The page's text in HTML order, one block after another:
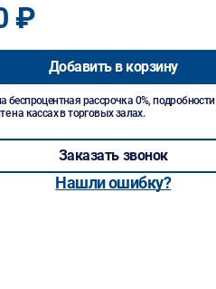
₽
Добавить в корзину
беспроцентная рассрочка 0%, подробности
на кассах в торговых залах.
Заказать звонок
Нашли ошибку?